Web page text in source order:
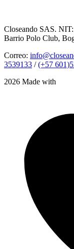
Closeando SAS.
Barrio Polo Club,
Correo:
3539133 /(+57
2026 Made with